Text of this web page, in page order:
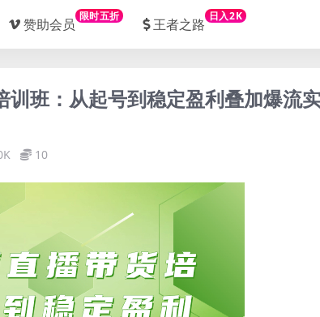
赞助会员 限时五折 王者之路 日入2K
训班：从起号到稳定盈利叠加爆流
10